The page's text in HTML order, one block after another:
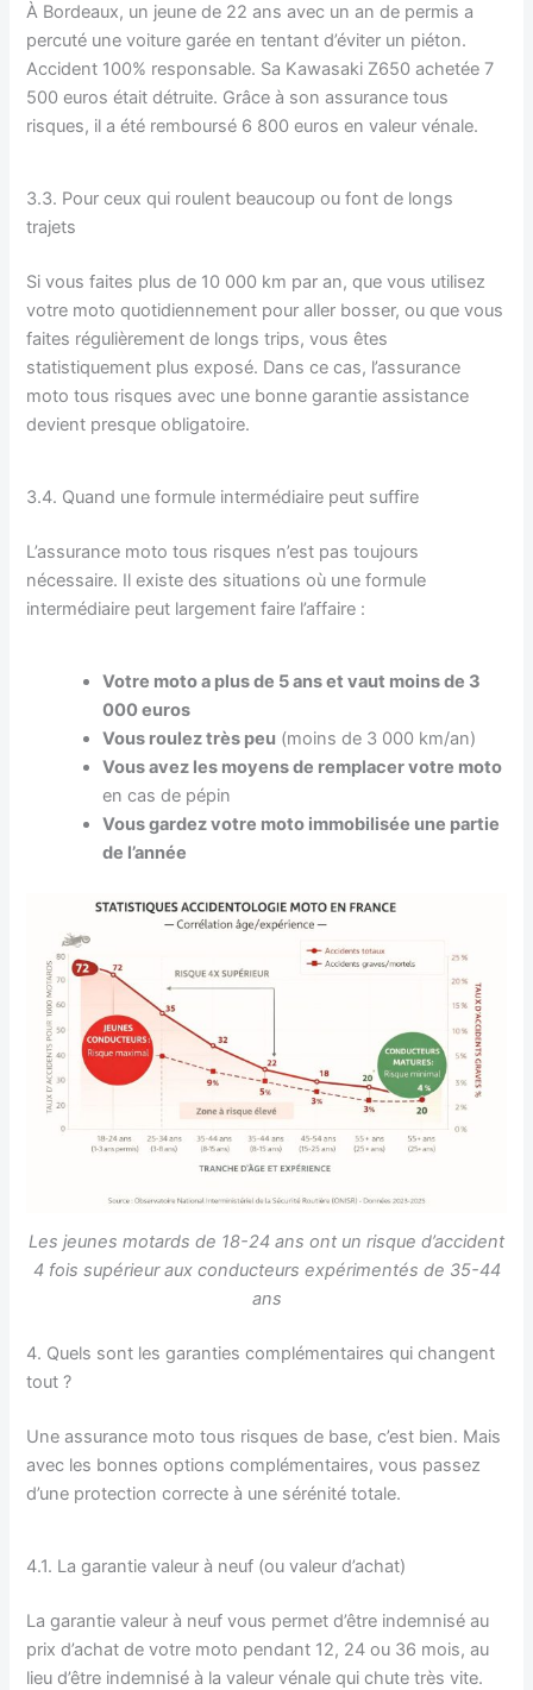
À Bordeaux, un jeune de 22 ans avec un an de permis a
percuté une voiture garée en tentant d’éviter un piéton.
Accident 100% responsable. Sa Kawasaki Z650 achetée 7
500 euros était détruite. Grâce à son assurance tous
risques, il a été remboursé 6 800 euros en valeur vénale.
3.3. Pour ceux qui roulent beaucoup ou font de longs
trajets
Si vous faites plus de 10 000 km par an, que vous utilisez
votre moto quotidiennement pour aller bosser, ou que vous
faites régulièrement de longs trips, vous êtes
statistiquement plus exposé. Dans ce cas, l’assurance
moto tous risques avec une bonne garantie assistance
devient presque obligatoire.
3.4. Quand une formule intermédiaire peut suffire
L’assurance moto tous risques n’est pas toujours
nécessaire. Il existe des situations où une formule
intermédiaire peut largement faire l’affaire :
Votre moto a plus de 5 ans et vaut moins de 3
000 euros
Vous roulez très peu (moins de 3 000 km/an)
Vous avez les moyens de remplacer votre moto
en cas de pépin
Vous gardez votre moto immobilisée une partie
de l’année
Les jeunes motards de 18-24 ans ont un risque d’accident
4 fois supérieur aux conducteurs expérimentés de 35-44
ans
4. Quels sont les garanties complémentaires qui changent
tout ?
Une assurance moto tous risques de base, c’est bien. Mais
avec les bonnes options complémentaires, vous passez
d’une protection correcte à une sérénité totale.
4.1. La garantie valeur à neuf (ou valeur d’achat)
La garantie valeur à neuf vous permet d’être indemnisé au
prix d’achat de votre moto pendant 12, 24 ou 36 mois, au
lieu d’être indemnisé à la valeur vénale qui chute très vite.